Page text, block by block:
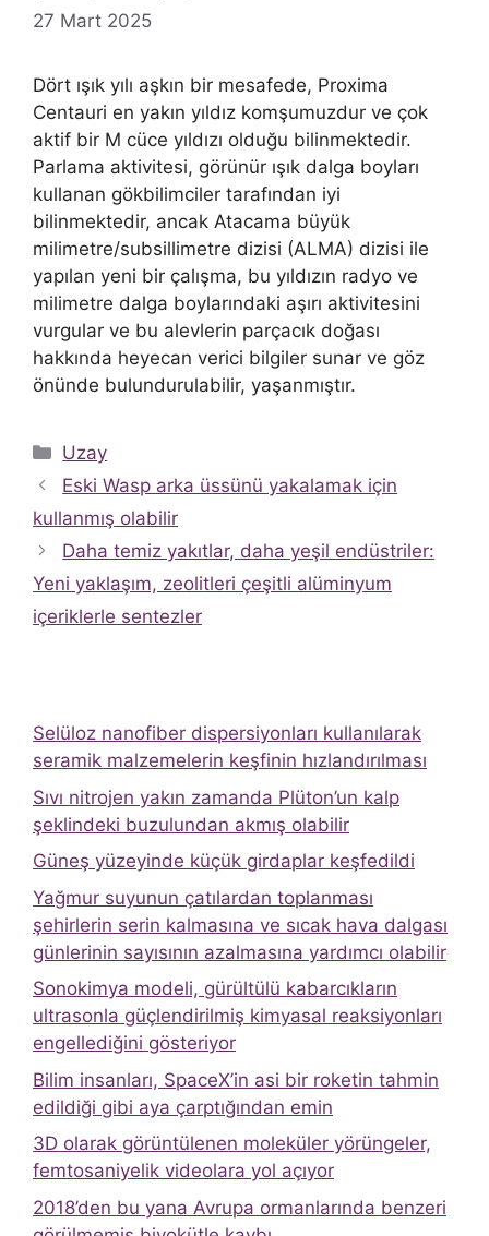
27 Mart 2025
Dört ışık yılı aşkın bir mesafede, Proxima
Centauri en yakın yıldız komşumuzdur ve çok
aktif bir M cüce yıldızı olduğu bilinmektedir.
Parlama aktivitesi, görünür ışık dalga boyları
kullanan gökbilimciler tarafından iyi
bilinmektedir, ancak Atacama büyük
milimetre/subsillimetre dizisi (ALMA) dizisi ile
yapılan yeni bir çalışma, bu yıldızın radyo ve
milimetre dalga boylarındaki aşırı aktivitesini
vurgular ve bu alevlerin parçacık doğası
hakkında heyecan verici bilgiler sunar ve göz
önünde bulundurulabilir, yaşanmıştır.
Kategoriler
Uzay
Eski Wasp arka üssünü yakalamak için
kullanmış olabilir
Daha temiz yakıtlar, daha yeşil endüstriler:
Yeni yaklaşım, zeolitleri çeşitli alüminyum
içeriklerle sentezler
Selüloz nanofiber dispersiyonları kullanılarak
seramik malzemelerin keşfinin hızlandırılması
Sıvı nitrojen yakın zamanda Plüton’un kalp
şeklindeki buzulundan akmış olabilir
Güneş yüzeyinde küçük girdaplar keşfedildi
Yağmur suyunun çatılardan toplanması
şehirlerin serin kalmasına ve sıcak hava dalgası
günlerinin sayısının azalmasına yardımcı olabilir
Sonokimya modeli, gürültülü kabarcıkların
ultrasonla güçlendirilmiş kimyasal reaksiyonları
engellediğini gösteriyor
Bilim insanları, SpaceX’in asi bir roketin tahmin
edildiği gibi aya çarptığından emin
3D olarak görüntülenen moleküler yörüngeler,
femtosaniyelik videolara yol açıyor
2018’den bu yana Avrupa ormanlarında benzeri